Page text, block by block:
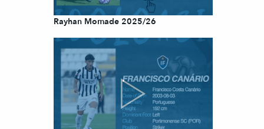
Rayhan Momade 2025/26